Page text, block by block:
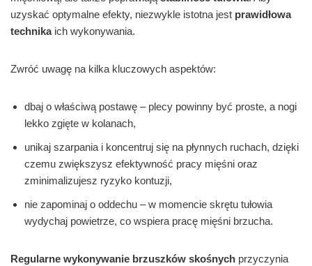
uzyskać optymalne efekty, niezwykle istotna jest prawidłowa
technikaich wykonywania.
Zwróć uwagę na kilka kluczowych aspektów:
dbaj o właściwą postawę – plecy powinny być proste, a nogi
lekko zgięte w kolanach,
unikaj szarpania i koncentruj się na płynnych ruchach, dzięki
czemu zwiększysz efektywność pracy mięśni oraz
zminimalizujesz ryzyko kontuzji,
nie zapominaj o oddechu – w momencie skrętu tułowia
wydychaj powietrze, co wspiera pracę mięśni brzucha.
Regularne wykonywanie brzuszków skośnych przyczynia